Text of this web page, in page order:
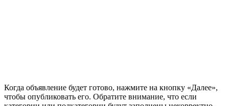
Когда объявление будет готово, нажмите на кнопку «Далее»,
чтобы опубликовать его. Обратите внимание, что если